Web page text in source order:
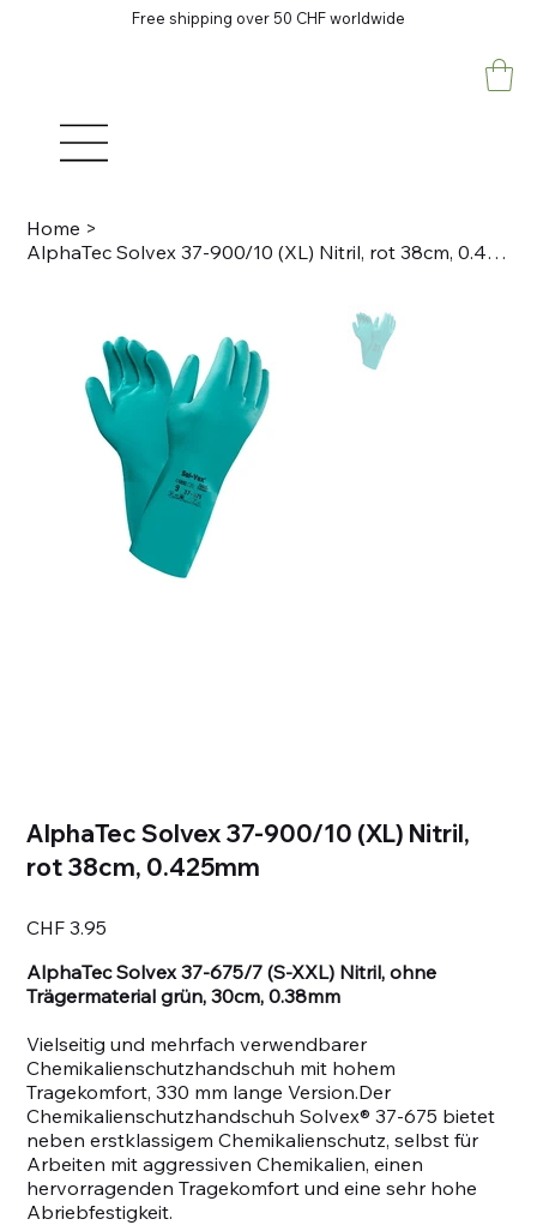
Free shipping over 50 CHF worldwide
Home >
AlphaTec Solvex 37-900/10 (XL) Nitril, rot 38cm, 0.425mm
AlphaTec Solvex 37-900/10 (XL) Nitril,
rot 38cm, 0.425mm
CHF 3.95
AlphaTec Solvex 37-675/7 (S-XXL) Nitril, ohne
Trägermaterial grün, 30cm, 0.38mm
Vielseitig und mehrfach verwendbarer
Chemikalienschutzhandschuh mit hohem
Tragekomfort, 330 mm lange Version.Der
Chemikalienschutzhandschuh Solvex® 37-675 bietet
neben erstklassigem Chemikalienschutz, selbst für
Arbeiten mit aggressiven Chemikalien, einen
hervorragenden Tragekomfort und eine sehr hohe
Abriebfestigkeit.